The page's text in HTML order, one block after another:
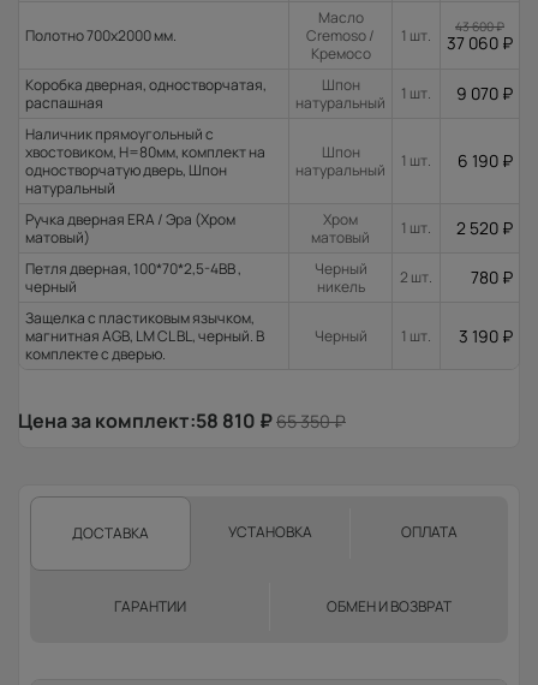
Полотно 700x2000 мм.
Масло
Cremoso /
Кремосо
1 шт. 43 600₽
37 060 ₽
Коробка дверная, одностворчатая,
распашная
Шпон
натуральный
1 шт. 9 070 ₽
Наличник прямоугольный с
хвостовиком, H=80мм, комплект на
одностворчатую дверь, Шпон
натуральный
Шпон
натуральный
1 шт. 6 190 ₽
Ручка дверная ERA / Эра (Хром
матовый)
Хром
матовый
1 шт. 2 520 ₽
Петля дверная, 100*70*2,5-4ВВ ,
черный
Черный
никель
2 шт. 780 ₽
Защелка с пластиковым язычком,
магнитная AGB, LM CL BL, черный. В
комплекте с дверью.
Черный 1 шт. 3 190 ₽
Цена за комплект:58 810 ₽65 350₽
ДОСТАВКА УСТАНОВКА ОПЛАТА
ГАРАНТИИ ОБМЕН И ВОЗВРАТ